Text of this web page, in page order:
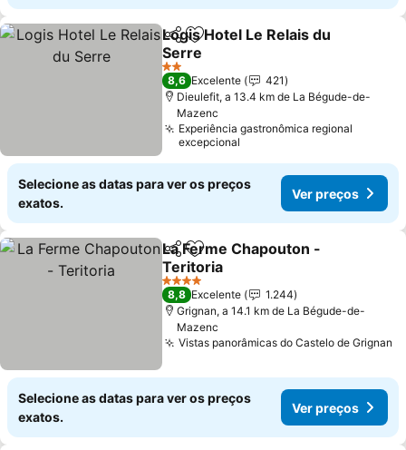
PartilharAdicionar aos favoritos
Logis Hotel Le Relais du
Serre
Ver preços
2 Estrelas
8,6 Excelente
421
Dieulefit, a 13.4 km de La Bégude-de-
Mazenc
Experiência gastronômica regional
excepcional
Selecione as datas para ver os preços
exatos.
Ver preços
PartilharAdicionar aos favoritos
La Ferme Chapouton -
Teritoria
Ver preços
4 Estrelas
8,8 Excelente
1.244
Grignan, a 14.1 km de La Bégude-de-
Mazenc
Vistas panorâmicas do Castelo de Grignan
Selecione as datas para ver os preços
exatos.
Ver preços